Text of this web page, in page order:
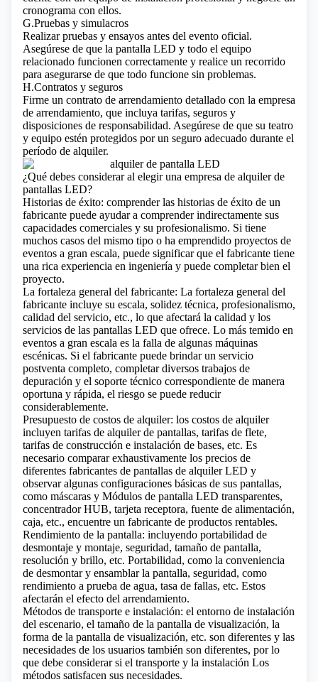
cronograma con ellos.
G.Pruebas y simulacros
Realizar pruebas y ensayos antes del evento oficial.
Asegúrese de que la pantalla LED y todo el equipo
relacionado funcionen correctamente y realice un recorrido
para asegurarse de que todo funcione sin problemas.
H.Contratos y seguros
Firme un contrato de arrendamiento detallado con la empresa
de arrendamiento, que incluya tarifas, seguros y
disposiciones de responsabilidad. Asegúrese de que su teatro
y equipo estén protegidos por un seguro adecuado durante el
período de alquiler.
¿Qué debes considerar al elegir una empresa de alquiler de
pantallas LED?
Historias de éxito: comprender las historias de éxito de un
fabricante puede ayudar a comprender indirectamente sus
capacidades comerciales y su profesionalismo. Si tiene
muchos casos del mismo tipo o ha emprendido proyectos de
eventos a gran escala, puede significar que el fabricante tiene
una rica experiencia en ingeniería y puede completar bien el
proyecto.
La fortaleza general del fabricante: La fortaleza general del
fabricante incluye su escala, solidez técnica, profesionalismo,
calidad del servicio, etc., lo que afectará la calidad y los
servicios de las pantallas LED que ofrece. Lo más temido en
eventos a gran escala es la falla de algunas máquinas
escénicas. Si el fabricante puede brindar un servicio
postventa completo, completar diversos trabajos de
depuración y el soporte técnico correspondiente de manera
oportuna y rápida, el riesgo se puede reducir
considerablemente.
Presupuesto de costos de alquiler: los costos de alquiler
incluyen tarifas de alquiler de pantallas, tarifas de flete,
tarifas de construcción e instalación de bases, etc. Es
necesario comparar exhaustivamente los precios de
diferentes fabricantes de pantallas de alquiler LED y
observar algunas configuraciones básicas de sus pantallas,
como máscaras y Módulos de pantalla LED transparentes,
concentrador HUB, tarjeta receptora, fuente de alimentación,
caja, etc., encuentre un fabricante de productos rentables.
Rendimiento de la pantalla: incluyendo portabilidad de
desmontaje y montaje, seguridad, tamaño de pantalla,
resolución y brillo, etc. Portabilidad, como la conveniencia
de desmontar y ensamblar la pantalla, seguridad, como
rendimiento a prueba de agua, tasa de fallas, etc. Estos
afectarán el efecto del arrendamiento.
Métodos de transporte e instalación: el entorno de instalación
del escenario, el tamaño de la pantalla de visualización, la
forma de la pantalla de visualización, etc. son diferentes y las
necesidades de los usuarios también son diferentes, por lo
que debe considerar si el transporte y la instalación Los
métodos satisfacen sus necesidades.